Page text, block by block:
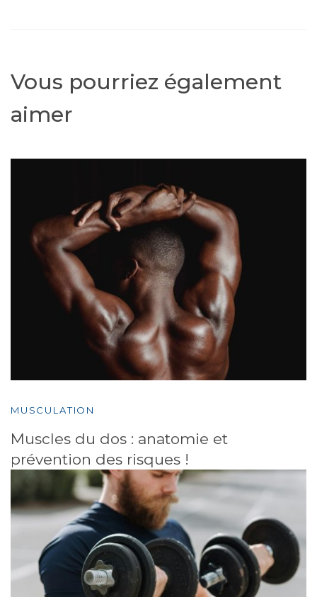
Vous pourriez également
aimer
MUSCULATION
Muscles du dos : anatomie et
prévention des risques !